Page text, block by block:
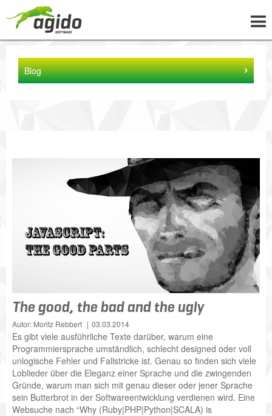
UNTERNEHMEN
LÖSUNGEN
Blog
The good, the bad and the ugly
Autor: Moritz Rebbert 03.03.2014
Es gibt viele ausführliche Texte darüber, warum eine
Programmiersprache umständlich, schlecht designed oder voll
unlogische Fehler und Fallstricke ist. Genau so finden sich viele
Loblieder über die Eleganz einer Sprache und die zwingenden
Gründe, warum man sich mit genau dieser oder jener Sprache
sein Butterbrot in der Softwareentwicklung verdienen wird. Eine
Websuche nach “Why (Ruby|PHP|Python|SCALA) is